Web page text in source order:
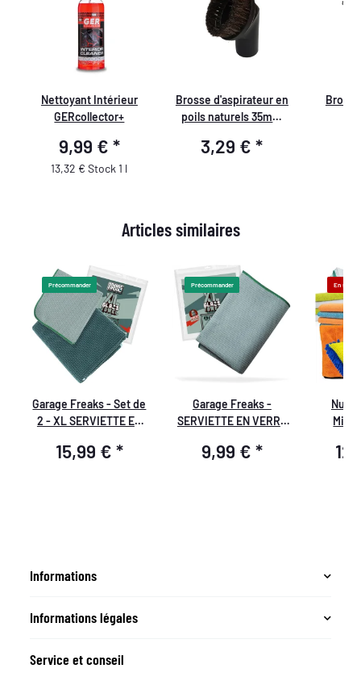
Nettoyant Intérieur
GERcollector+
9,99 € *
13,32 € Stock 1 l
Brosse d'aspirateur en
poils naturels 35mm
3,29 €*
Articles similaires
Précommander
Garage Freaks - Set de
2 - XL SERVIETTE EN
gaufre pour verre,
15,99 € *
Précommander
Garage Freaks -
SERVIETTE EN VERRE
pour verre, 50x80cm,
9,99 € *
En stock
Nuke
Informations
Informations légales
Service et conseil